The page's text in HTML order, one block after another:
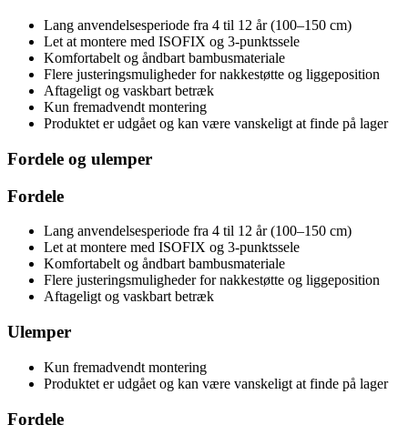
Lang anvendelsesperiode fra 4 til 12 år (100–150 cm)
Let at montere med ISOFIX og 3-punktssele
Komfortabelt og åndbart bambusmateriale
Flere justeringsmuligheder for nakkestøtte og liggeposition
Aftageligt og vaskbart betræk
Kun fremadvendt montering
Produktet er udgået og kan være vanskeligt at finde på lager
Fordele og ulemper
Fordele
Lang anvendelsesperiode fra 4 til 12 år (100–150 cm)
Let at montere med ISOFIX og 3-punktssele
Komfortabelt og åndbart bambusmateriale
Flere justeringsmuligheder for nakkestøtte og liggeposition
Aftageligt og vaskbart betræk
Ulemper
Kun fremadvendt montering
Produktet er udgået og kan være vanskeligt at finde på lager
Fordele